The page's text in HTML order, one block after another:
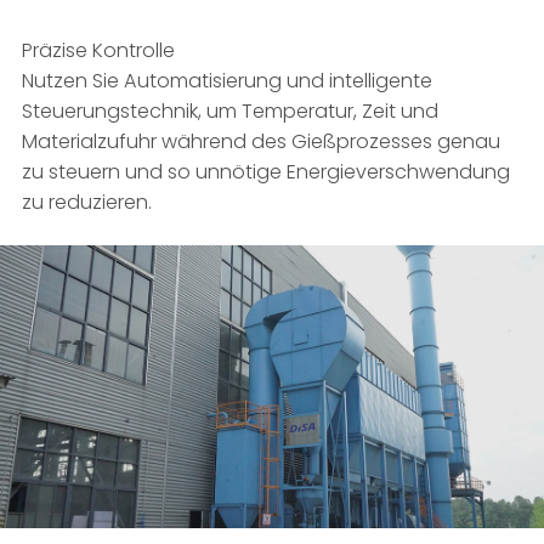
Präzise Kontrolle
Nutzen Sie Automatisierung und intelligente
Steuerungstechnik, um Temperatur, Zeit und
Materialzufuhr während des Gießprozesses genau
zu steuern und so unnötige Energieverschwendung
zu reduzieren.